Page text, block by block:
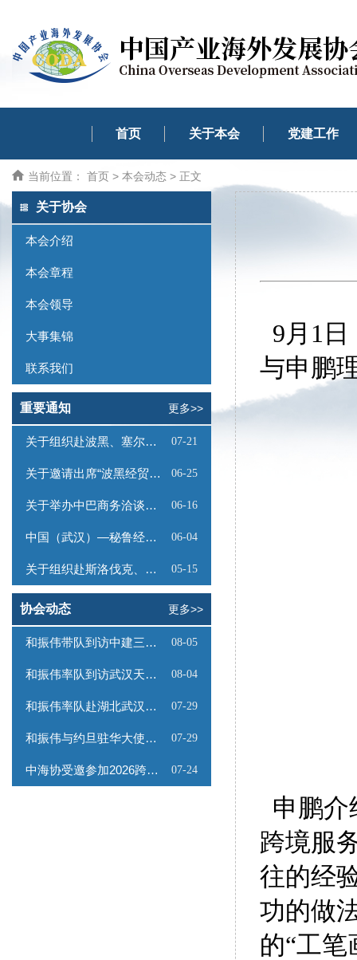
首页 关于本会 党建工作
当前位置： 首页 > 本会动态 > 正文
关于协会
本会介绍
本会章程
本会领导
大事集锦
联系我们
重要通知 更多>>
关于组织赴波黑、塞尔维亚商务考察的函 07-21
关于邀请出席“波黑经贸投资推介会”的函 06-25
关于举办中巴商务洽谈会的通知 06-16
中国（武汉）—秘鲁经贸合作推介会邀请函 06-04
关于组织赴斯洛伐克、奥地利商务考察的函 05-15
协会动态 更多>>
和振伟带队到访中建三局数字工程有限公司 08-05
和振伟率队到访武汉天源集团 08-04
和振伟率队赴湖北武汉调研 07-29
和振伟与约旦驻华大使会谈 07-29
中海协受邀参加2026跨境能源矿产出海专题路演会 07-24
9月1
与申鹏
申鹏
跨境服
往的经
功的做
的“工笔